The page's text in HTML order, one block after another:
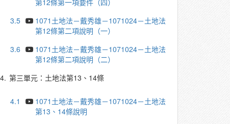
第12條第一項要件（四）
3.5
1071土地法－戴秀雄－1071024－土地法
第12條第二項說明（一）
3.6
1071土地法－戴秀雄－1071024－土地法
第12條第二項說明（二）
4. 第三單元：土地法第13、14條
4.1
1071土地法－戴秀雄－1071024－土地法
第13、14條說明